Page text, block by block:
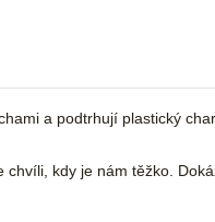
a podtrhují plastický
kdy je nám těžko.